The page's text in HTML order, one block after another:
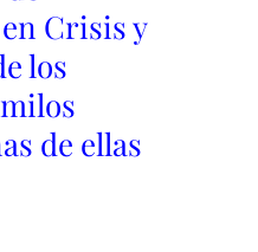
Crisis y
los
de ellas